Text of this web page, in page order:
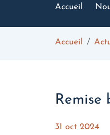
Accueil
Accueil
Remise
31 oct 2024